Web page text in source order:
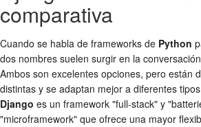
comparativa
Cuando se habla de frameworks de Python
dos nombres suelen surgir en la
Ambos son excelentes opciones, pero están
distintas y se adaptan mejor a diferentes
Django es un framework "full-stack" y
"microframework" que ofrece una mayor